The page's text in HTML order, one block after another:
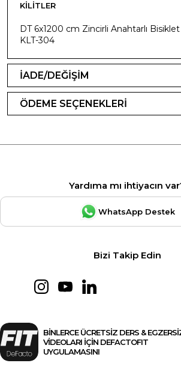
KILITLER
DT 6x1200 cm Zincirli Anahtarlı
KLT-304
İADE/DEĞİŞİM
ÖDEME SEÇENEKLERİ
Yardıma mı ihtiyacın
WhatsApp Destek
Bizi Takip Edin
BİNLERCE ÜCRETSİZ DERS &
VİDEOLARI İÇİN DEFACTOFIT
UYGULAMASINI